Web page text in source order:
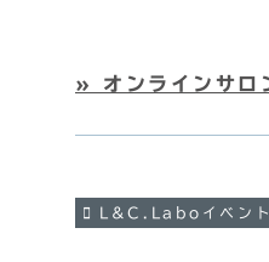
» オンラインサロ
L&C.Laboイベント